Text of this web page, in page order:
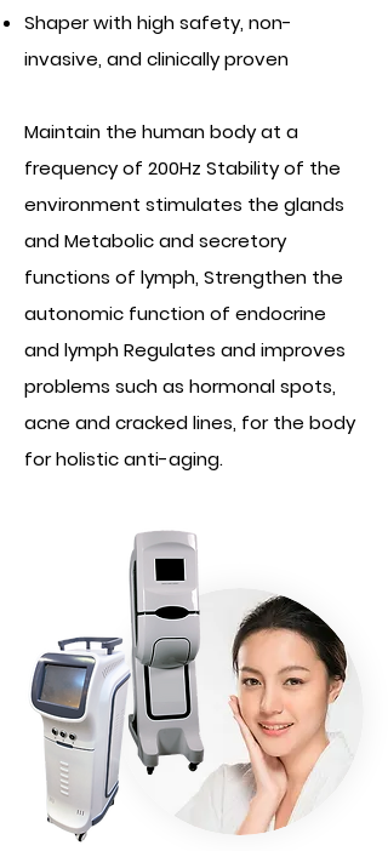
Shaper with high safety, non-
invasive, and clinically proven
Maintain the human body at a
frequency of 200Hz Stability of the
environment stimulates the glands
and Metabolic and secretory
functions of lymph, Strengthen the
autonomic function of endocrine
and lymph Regulates and improves
problems such as hormonal spots,
acne and cracked lines, for the body
for holistic anti-aging.